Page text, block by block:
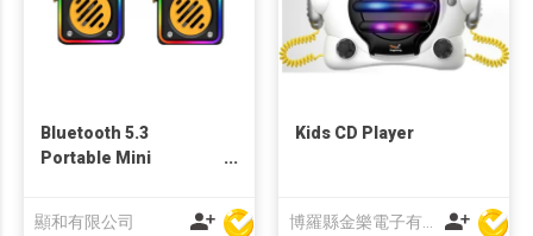
Bluetooth 5.3
Portable Mini
顯和有限公司
Kids CD Player